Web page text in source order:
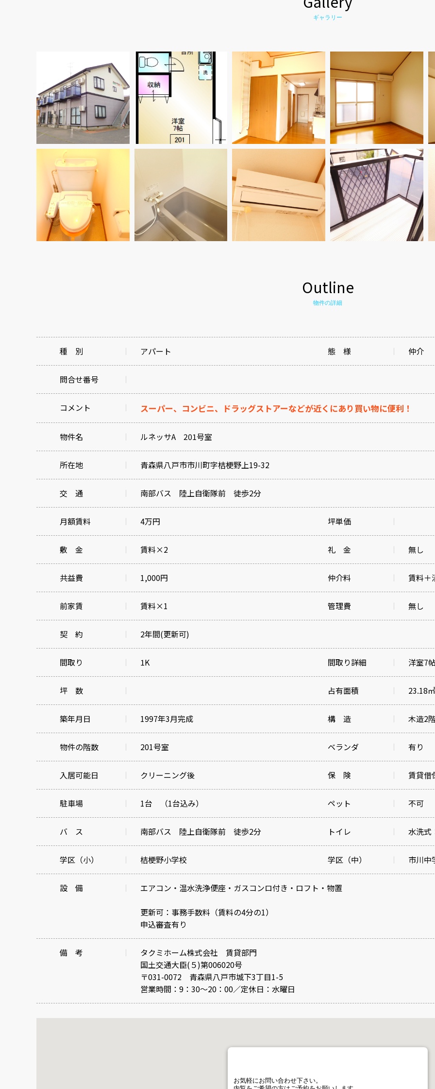
ギャラリー
Outline
物件の詳細
種 別 アパート 態 様 仲介
問合せ番号
コメント スーパー、コンビニ、ドラッグストアーなどが近くにあり買い物に便利！
物件名 ルネッサA 201号室
所在地 青森県八戸市市川町字桔梗野上19-32
交 通 南部バス 陸上自衛隊前 徒歩2分
月額賃料 4万円 坪単価
敷 金 賃料×2 礼 金 無し
共益費 1,000円 仲介料 賃料＋
前家賃 賃料×1 管理費 無し
契 約 2年間(更新可)
間取り 1K 間取り詳細 洋室7
坪 数 占有面積 23.18㎡
築年月日 1997年3月完成 構 造 木造2
物件の階数 201号室 ベランダ 有り
入居可能日 クリーニング後 保 険 賃貸借
駐車場 1台 （1台込み） ペット 不可
バ ス 南部バス 陸上自衛隊前 徒歩2分 トイレ 水洗式
学区（小） 桔梗野小学校 学区（中） 市川中
設 備 エアコン・温水洗浄便座・ガスコンロ付き・ロフト・物置
更新可：事務手数料（賃料の4分の1）
申込審査有り
備 考
タクミホーム株式会社 賃貸部門
国土交通大臣(５)第006020号
〒031-0072 青森県八戸市城下3丁目1-5
営業時間：9：30～20：00／定休日：水曜日